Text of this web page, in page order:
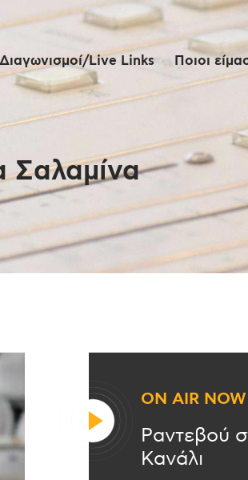
Διαγωνισμοί/Live Links Ποιοι
Σαλαμίνα
ON AIR NOW
Ραντεβού
Κανάλι